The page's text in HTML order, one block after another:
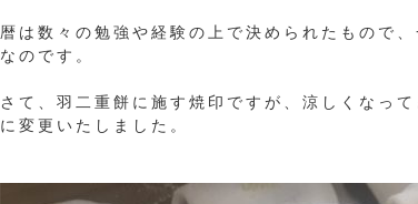
暦は数々の勉強や経験の上で決められたもので
なのです。
さて、羽二重餅に施す焼印ですが、涼しくなっ
に変更いたしました。